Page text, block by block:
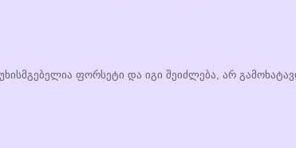
ფორსეტი და იგი შეიძლება, არ